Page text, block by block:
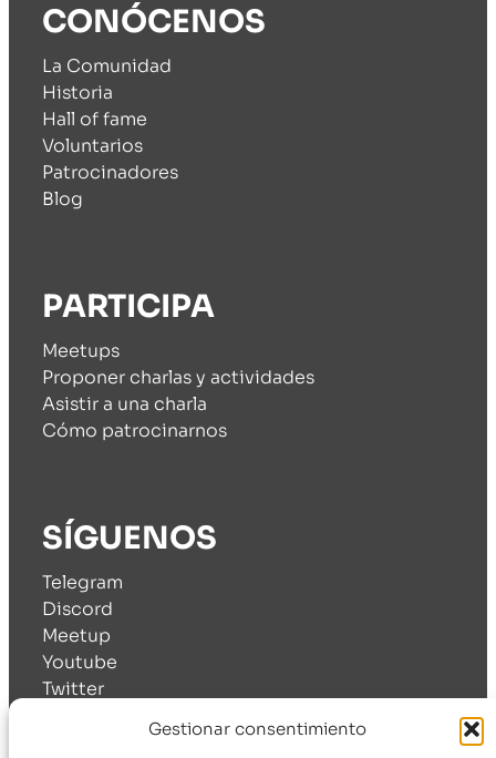
Gestionar consentimiento
CONÓCENOS
La Comunidad
Historia
Hall of fame
Voluntarios
Patrocinadores
Blog
PARTICIPA
Meetups
Proponer charlas y actividades
Asistir a una charla
Cómo patrocinarnos
SÍGUENOS
Telegram
Discord
Meetup
Youtube
Twitter